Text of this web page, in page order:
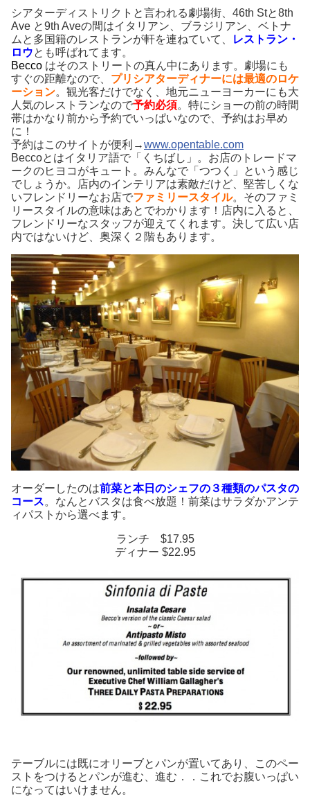
シアターディストリクトと言われる劇場街、46th Stと8th
Ave と9th Aveの間はイタリアン、ブラジリアン、ベトナ
ムと多国籍のレストランが軒を連ねていて、
レストラン・
ロウとも呼ばれてます。
Becco はそのストリートの真ん中にあります。劇場にも
すぐの距離なので、 プリシアターディナーには最適のロケ
ーション。観光客だけでなく、地元ニューヨーカーにも大
人気のレストランなので予約必須。特にショーの前の時間
帯はかなり前から予約でいっぱいなので、予約はお早め
に！
予約はこのサイトが便利→www.opentable.com
Beccoとはイタリア語で「くちばし」。お店のトレードマ
ークのヒヨコがキュート。みんなで「つつく」という感じ
でしょうか。店内のインテリアは素敵だけど、堅苦しくな
いフレンドリーなお店でファミリースタイル。そのファミ
リースタイルの意味はあとでわかります！店内に入ると、
フレンドリーなスタッフが迎えてくれます。決して広い店
内ではないけど、奥深く２階もあります。
オーダーしたのは前菜と本日のシェフの３種類のパスタの
コース。なんとバスタは食べ放題！前菜はサラダかアンテ
ィパストから選べます。
ランチ $17.95
ディナー $22.95
テーブルには既にオリーブとパンが置いてあり、このペー
ストをつけるとパンが進む、進む．．これでお腹いっぱい
になってはいけません。